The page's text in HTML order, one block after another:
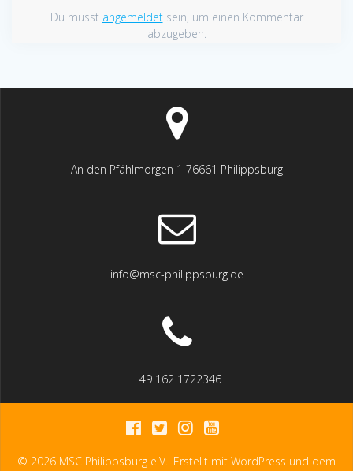
Du musst angemeldetsein, um einen Kommentar
abzugeben.
An den Pfählmorgen 1 76661 Philippsburg
info@msc-philippsburg.de
+49 162 1722346
© 2026 MSC Philippsburg e.V.. Erstellt mit WordPress und dem